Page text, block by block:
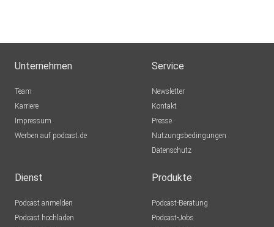
Unternehmen
Team
Karriere
Impressum
Werben auf podcast.de
Service
Newsletter
Kontakt
Presse
Nutzungsbedingungen
Datenschutz
Dienst
Podcast anmelden
Podcast hochladen
Produkte
Podcast-Beratung
Podcast-Jobs